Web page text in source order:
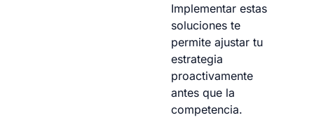
Implementar estas
soluciones te
permite ajustar tu
estrategia
proactivamente
antes que la
competencia.